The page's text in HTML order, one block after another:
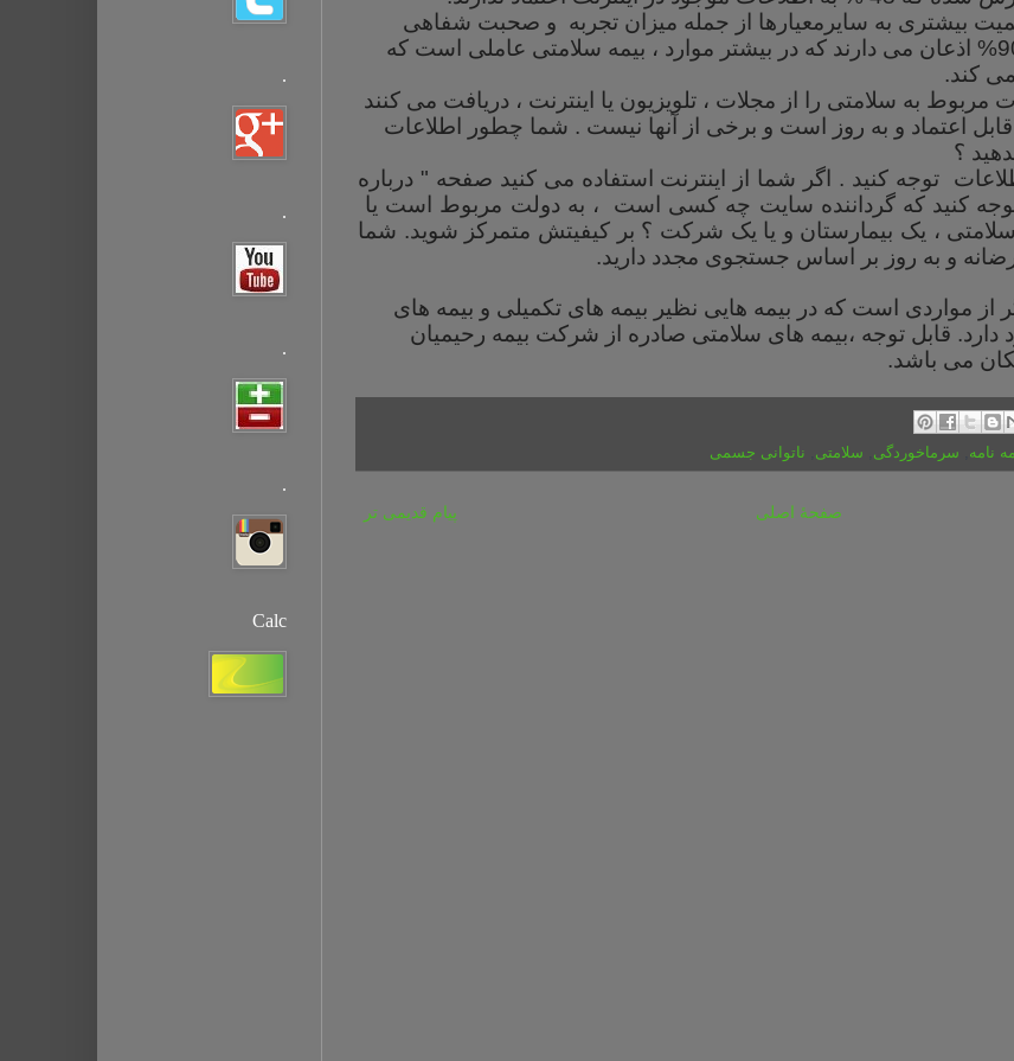
بیشتری به سایرمعیارها از جمله میزان تجربه و صحبت شفاهی
افراد قایلند که تقریبن 90% اذعان می دارند که در بیشتر موارد ، بیمه سلامتی عاملی است که
کند.
مربوط به سلامتی را از مجلات ، تلویزیون یا اینترنت ، دریافت می کنند
اعتماد و به روز است و برخی از آنها نیست . شما چطور اطلاعات
؟
توجه کنید . اگر شما از اینترنت استفاده می کنید صفحه " درباره
کنید که گرداننده سایت چه کسی است ، به دولت مربوط است یا
، یک بیمارستان و یا یک شرکت ؟ بر کیفیتش متمرکز شوید. شما
و به روز بر اساس جستجوی مجدد دارید.
از مواردی است که در بیمه هایی نظیر بیمه های تکمیلی و بیمه های
قابل توجه ،بیمه های سلامتی صادره از شرکت بیمه رحیمیان
می باشد.
نامه سرماخوردگی سلامتی ناتوانی جسمی‌
پیام قدیمی تر صفحهٔ اصلی
.
.
.
.
Calc